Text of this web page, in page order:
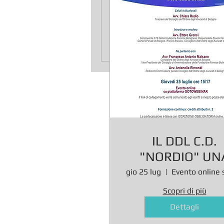
IL DDL C.D.
"NORDIO"
PRIMA
SULLE NOVITÁ
DIRITTO
SOSTANZIALE E
gio 25 lug
Scopri di più
Dettagli